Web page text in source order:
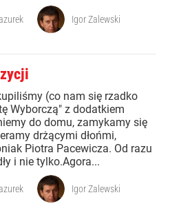
Igor Zalewski
(co nam się rzadko
Wyborczą" z dodatkiem
do domu, zamykamy się
drżącymi dłońmi,
Piotra Pacewicza. Od razu
i nie tylko.Agora...
Igor Zalewski